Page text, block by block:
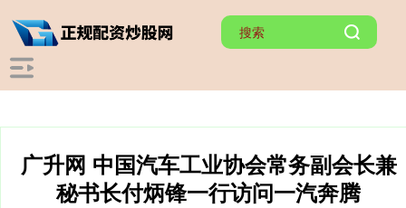
广升网 中国汽车工业协会常务副会长兼
秘书长付炳锋一行访问一汽奔腾